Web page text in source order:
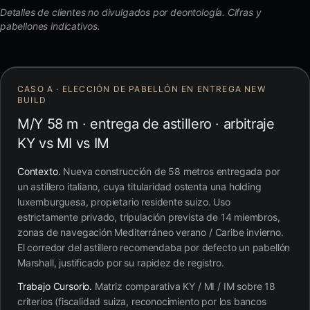
Detalles de clientes no divulgados por deontología. Cifras y
pabellones indicativos.
CASO A · ELECCIÓN DE PABELLÓN EN ENTREGA NEW
BUILD
M/Y 58 m · entrega de astillero · arbitraje
KY vs MI vs IM
Contexto. Nueva construcción de 58 metros entregada por
un astillero italiano, cuya titularidad ostenta una holding
luxemburguesa, propietario residente suizo. Uso
estrictamente privado, tripulación prevista de 14 miembros,
zonas de navegación Mediterráneo verano / Caribe invierno.
El corredor del astillero recomendaba por defecto un pabellón
Marshall, justificado por su rapidez de registro.
Trabajo Cursorio. Matriz comparativa KY / MI / IM sobre 18
criterios (fiscalidad suiza, reconocimiento por los bancos